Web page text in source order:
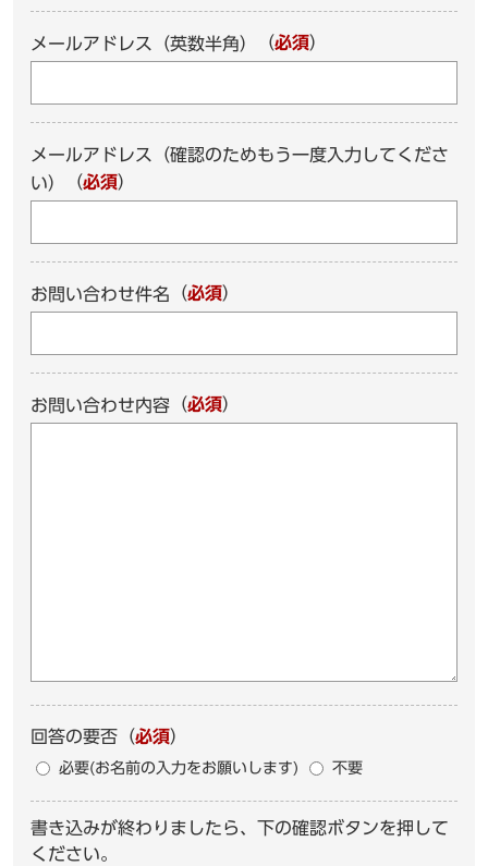
メールアドレス（英数半角） （必須）
メールアドレス（確認のためもう一度入力してくださ
い）
（必須）
お問い合わせ件名 （必須）
お問い合わせ内容 （必須）
回答の要否 （必須）
必要(お名前の入力をお願いします) 不要
書き込みが終わりましたら、下の確認ボタンを押して
ください。